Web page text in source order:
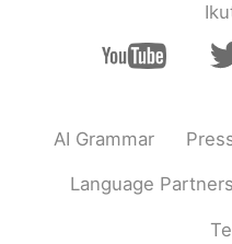
ません。
に。
A:いいえ、本当
AI Grammar
Language Partners